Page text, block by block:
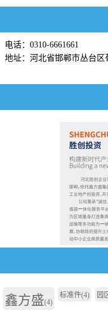
电话：0310-6661661
地址：河北省邯郸市丛台区
鑫方盛(4)
标准件(4) 园